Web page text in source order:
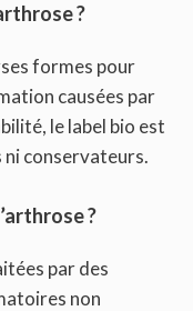
?
formes pour
causées par
le label bio est
ni conservateurs.
?
par des
non